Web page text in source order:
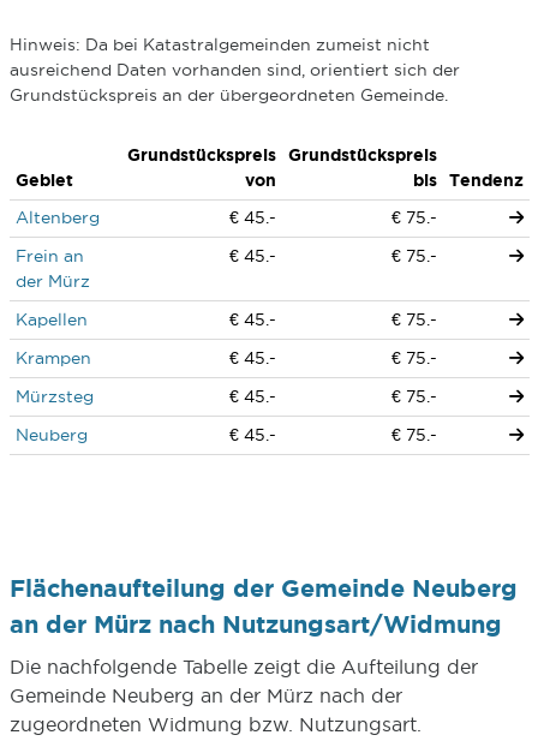
Hinweis: Da bei Katastralgemeinden zumeist nicht
ausreichend Daten vorhanden sind, orientiert sich der
Grundstückspreis an der übergeordneten Gemeinde.
Gebiet
Grundstückspreis
von
Grundstückspreis
bis
Tendenz
Altenberg
€ 45.-
€ 75.-
Frein an
der Mürz
€ 45.- € 75.-
Kapellen € 45.-
€ 75.-
Krampen
€ 45.-
€ 75.-
Mürzsteg
€ 45.-
€ 75.-
Neuberg
€ 45.- € 75.-
Flächenaufteilung der Gemeinde Neuberg
an der Mürz nach Nutzungsart/Widmung
Die nachfolgende Tabelle zeigt die Aufteilung der
Gemeinde Neuberg an der Mürz nach der
zugeordneten Widmung bzw. Nutzungsart.